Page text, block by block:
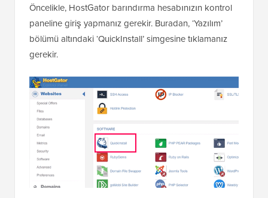
Öncelikle, HostGator barındırma hesabınızın kontrol
paneline giriş yapmanız gerekir. Buradan, ‘Yazılım’
bölümü altındaki ‘QuickInstall’ simgesine tıklamanız
gerekir.